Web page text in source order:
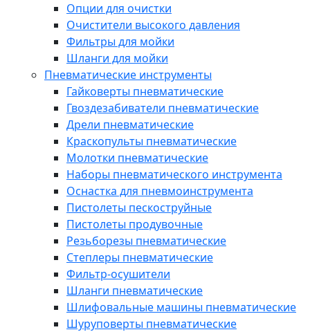
Опции для очистки
Очистители высокого давления
Фильтры для мойки
Шланги для мойки
Пневматические инструменты
Гайковерты пневматические
Гвоздезабиватели пневматические
Дрели пневматические
Краскопульты пневматические
Молотки пневматические
Наборы пневматического инструмента
Оснастка для пневмоинструмента
Пистолеты пескоструйные
Пистолеты продувочные
Резьборезы пневматические
Степлеры пневматические
Фильтр-осушители
Шланги пневматические
Шлифовальные машины пневматические
Шуруповерты пневматические